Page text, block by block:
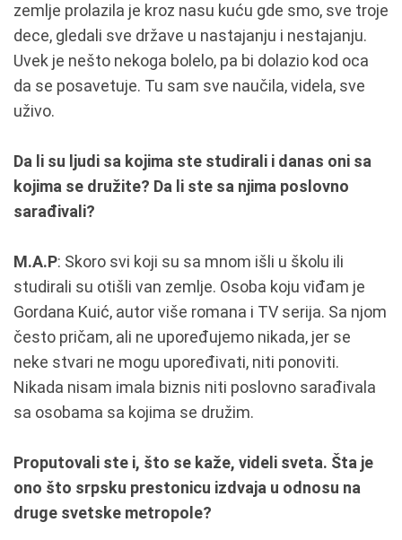
zemlje prolazila je kroz nasu kuću gde smo, sve troje
dece, gledali sve države u nastajanju i nestajanju.
Uvek je nešto nekoga bolelo, pa bi dolazio kod oca
da se posavetuje. Tu sam sve naučila, videla, sve
uživo.
Da li su ljudi sa kojima ste studirali i danas oni sa
kojima se družite? Da li ste sa njima poslovno
sarađivali?
M.A.P: Skoro svi koji su sa mnom išli u školu ili
studirali su otišli van zemlje. Osoba koju viđam je
Gordana Kuić, autor više romana i TV serija. Sa njom
često pričam, ali ne upoređujemo nikada, jer se
neke stvari ne mogu upoređivati, niti ponoviti.
Nikada nisam imala biznis niti poslovno sarađivala
sa osobama sa kojima se družim.
Proputovali ste i, što se kaže, videli sveta. Šta je
ono što srpsku prestonicu izdvaja u odnosu na
druge svetske metropole?